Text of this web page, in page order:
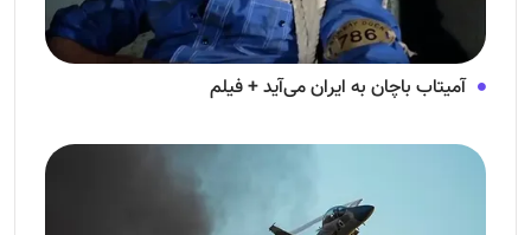
آمیتاب باچان به ایران می‌آید + فیلم